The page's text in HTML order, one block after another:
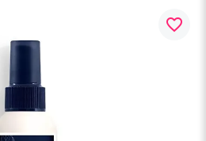
favorite_border